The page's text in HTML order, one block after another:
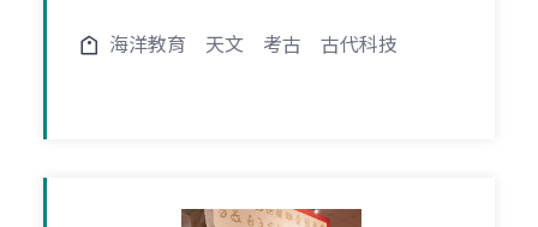
海洋教育 天文 考古 古代科技